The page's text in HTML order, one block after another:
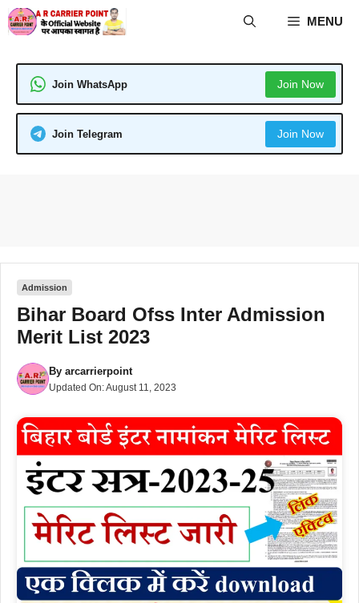
Skip
to
MENU
Join WhatsApp Join Now
Join Telegram Join Now
Admission
Bihar Board Ofss Inter Admission
Merit List 2023
By arcarrierpoint
Updated On:August 11, 2023